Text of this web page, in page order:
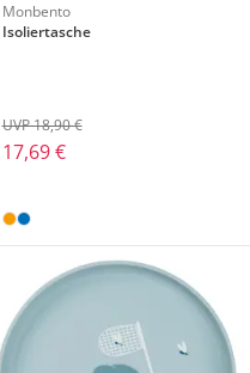
Monbento
Isoliertasche
17,69 €
UVP 18,90 €